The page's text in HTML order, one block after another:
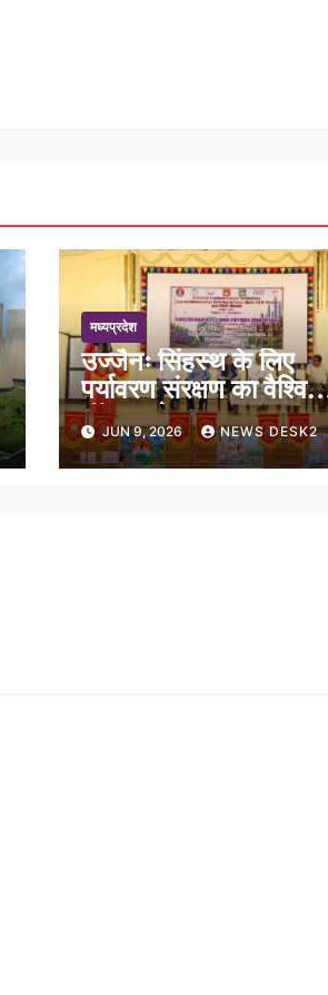
मध्यप्रदेश
उज्जैनः सिंहस्थ के लिए
पर्यावरण संरक्षण का वैश्विक
मॉडल बनेगा सम्राट
विक्रमादित्य विवि परिसर
JUN 9, 2026 NEWS DESK2